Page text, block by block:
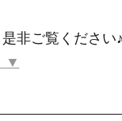
非ご覧ください
▼